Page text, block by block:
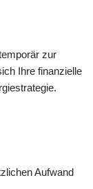
zur
Ihre finanzielle
Aufwand